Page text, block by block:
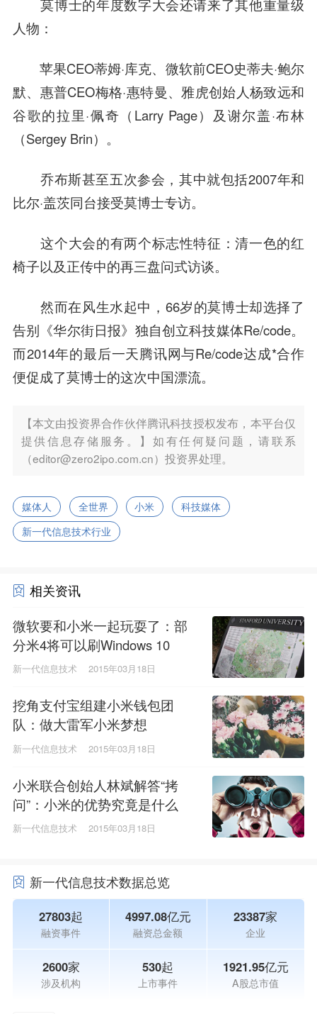
莫博士的年度数字大会还请来了其他重量级
人物：
苹果CEO蒂姆·库克、微软前CEO史蒂夫·鲍尔
默、惠普CEO梅格·惠特曼、 雅虎创始人杨致远和
谷歌的拉里·佩奇（Larry Page）及谢尔盖·布林
（Sergey Brin）。
乔布斯甚至五次参会，其中就包括2007年和
比尔·盖茨同台接受莫博士专访。
这个大会的有两个标志性特征：清一色的红
椅子以及正传中的再三盘问式访谈。
然而在风生水起中，66岁的莫博士却选择了
告别《华尔街日报》独自创立科技媒体Re/code。
而2014年的最后一天腾讯网与Re/code达成*合作
便促成了莫博士的这次中国漂流。
【本文由投资界合作伙伴腾讯科技授权发布，本平台仅
提供信息存储服务。】如有任何疑问题，请联系
（editor@zero2ipo.com.cn）投资界处理。
媒体人 全世界 小米
科技媒体
新一代信息技术行业
相关资讯
微软要和小米一起玩耍了：部
分米4将可以刷Windows 10
新一代信息技术 2015年03月18日
挖角支付宝组建小米钱包团
队：做大雷军小米梦想
新一代信息技术 2015年03月18日
小米联合创始人林斌解答“拷
问”：小米的优势究竟是什么
新一代信息技术 2015年03月18日
新一代信息技术数据总览
27803起
融资事件
4997.08亿元
融资总金额
23387家
企业
2600家
涉及机构
530起
上市事件
1921.95亿元
A股总市值